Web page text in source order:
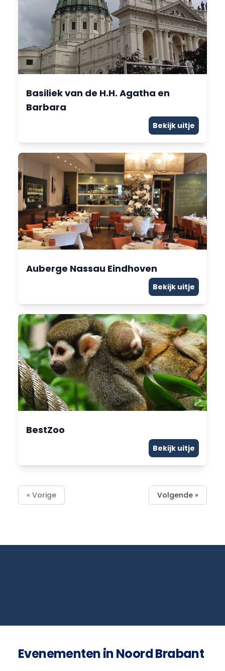
Basiliek van de H.H. Agatha en
Barbara
Bekijk uitje
Auberge Nassau Eindhoven
Bekijk uitje
BestZoo
Bekijk uitje
« Vorige Volgende »
Evenementen in Noord Brabant